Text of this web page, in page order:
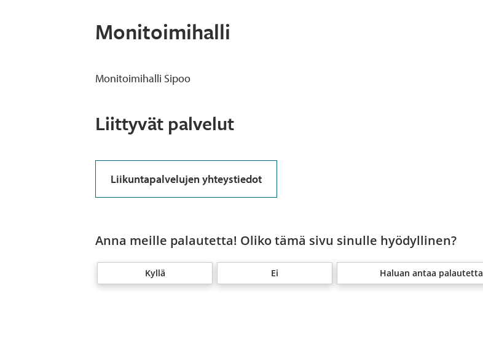
Monitoimihalli
Monitoimihalli Sipoo
Liittyvät palvelut
Liikuntapalvelujen yhteystiedot
Anna meille palautetta! Oliko tämä sivu sinulle hyödyllinen?
Kyllä Ei Haluan antaa palautetta